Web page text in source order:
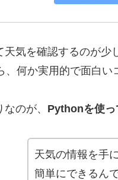
天気を確認するのが少
、何か実用的で面白い
のが、 Pythonを使っ
天気の情報を手
簡単にできるん